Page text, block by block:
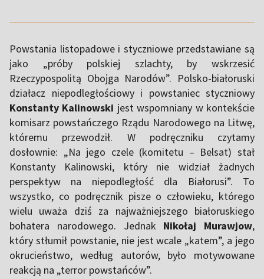
Powstania listopadowe i styczniowe przedstawiane są
jako „próby polskiej szlachty, by wskrzesić
Rzeczypospolitą Obojga Narodów”. Polsko-białoruski
działacz niepodległościowy i powstaniec styczniowy
Konstanty Kalinowski jest wspomniany w kontekście
komisarz powstańczego Rządu Narodowego na Litwę,
któremu przewodził. W podręczniku czytamy
dosłownie: „Na jego czele (komitetu – Belsat) stał
Konstanty Kalinowski, który nie widział żadnych
perspektyw na niepodległość dla Białorusi”. To
wszystko, co podręcznik pisze o człowieku, którego
wielu uważa dziś za najważniejszego białoruskiego
bohatera narodowego. Jednak Nikołaj Murawjow,
który stłumił powstanie, nie jest wcale „katem”, a jego
okrucieństwo, według autorów, było motywowane
reakcją na „terror powstańców”.